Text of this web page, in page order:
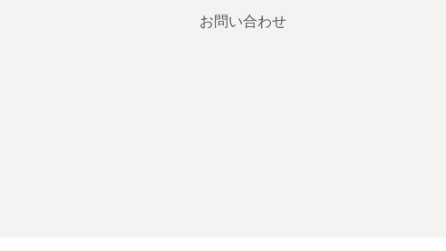
お問い合わせ